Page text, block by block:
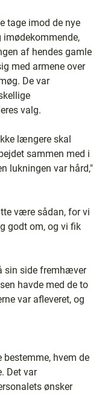
tage imod de nye
imødekommende,
af hendes gamle
med armene over
De var
valg.
længere skal
sammen med i
lukningen var hård,"
være sådan, for vi
godt om, og vi fik
sin side fremhæver
havde med de to
var afleveret, og
bestemme, hvem de
Det var
ønsker